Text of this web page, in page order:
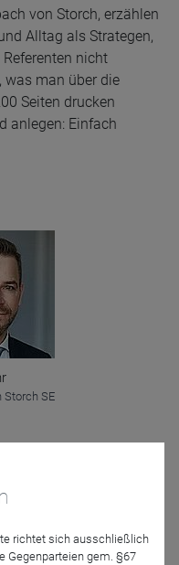
von Storch, erzählen
Alltag als Strategen,
nicht
man über die
Seiten drucken
anlegen: Einfach
Storch SE
richtet sich ausschließlich
Gegenparteien gem. §67